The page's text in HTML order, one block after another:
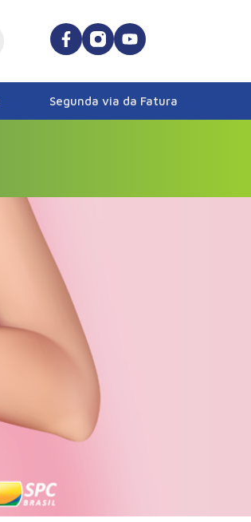
Segunda via da Fatura